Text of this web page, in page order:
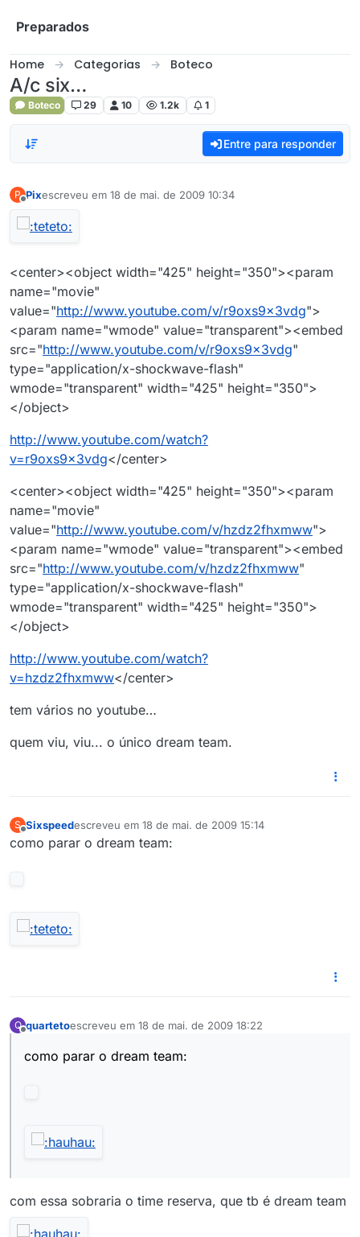
Preparados
Home Categorias Boteco
A/c six…
Boteco 29 10 1.2k 1
Entre para responder
P Pixescreveu em 18 de mai. de 2009 10:34
última edição por
<center><object width="425" height="350"><param
name="movie"
value="http://www.youtube.com/v/r9oxs9x3vdg">
<param name="wmode" value="transparent"><embed
src="http://www.youtube.com/v/r9oxs9x3vdg"
type="application/x-shockwave-flash"
wmode="transparent" width="425" height="350">
</object>
http://www.youtube.com/watch?
v=r9oxs9x3vdg</center>
<center><object width="425" height="350"><param
name="movie"
value="http://www.youtube.com/v/hzdz2fhxmww">
<param name="wmode" value="transparent"><embed
src="http://www.youtube.com/v/hzdz2fhxmww"
type="application/x-shockwave-flash"
wmode="transparent" width="425" height="350">
</object>
http://www.youtube.com/watch?
v=hzdz2fhxmww</center>
tem vários no youtube…
quem viu, viu... o único dream team.
S Sixspeedescreveu em 18 de mai. de 2009 15:14
última edição por
como parar o dream team:
Q quartetoescreveu em 18 de mai. de 2009 18:22
última edição por
como parar o dream team:
com essa sobraria o time reserva, que tb é dream team